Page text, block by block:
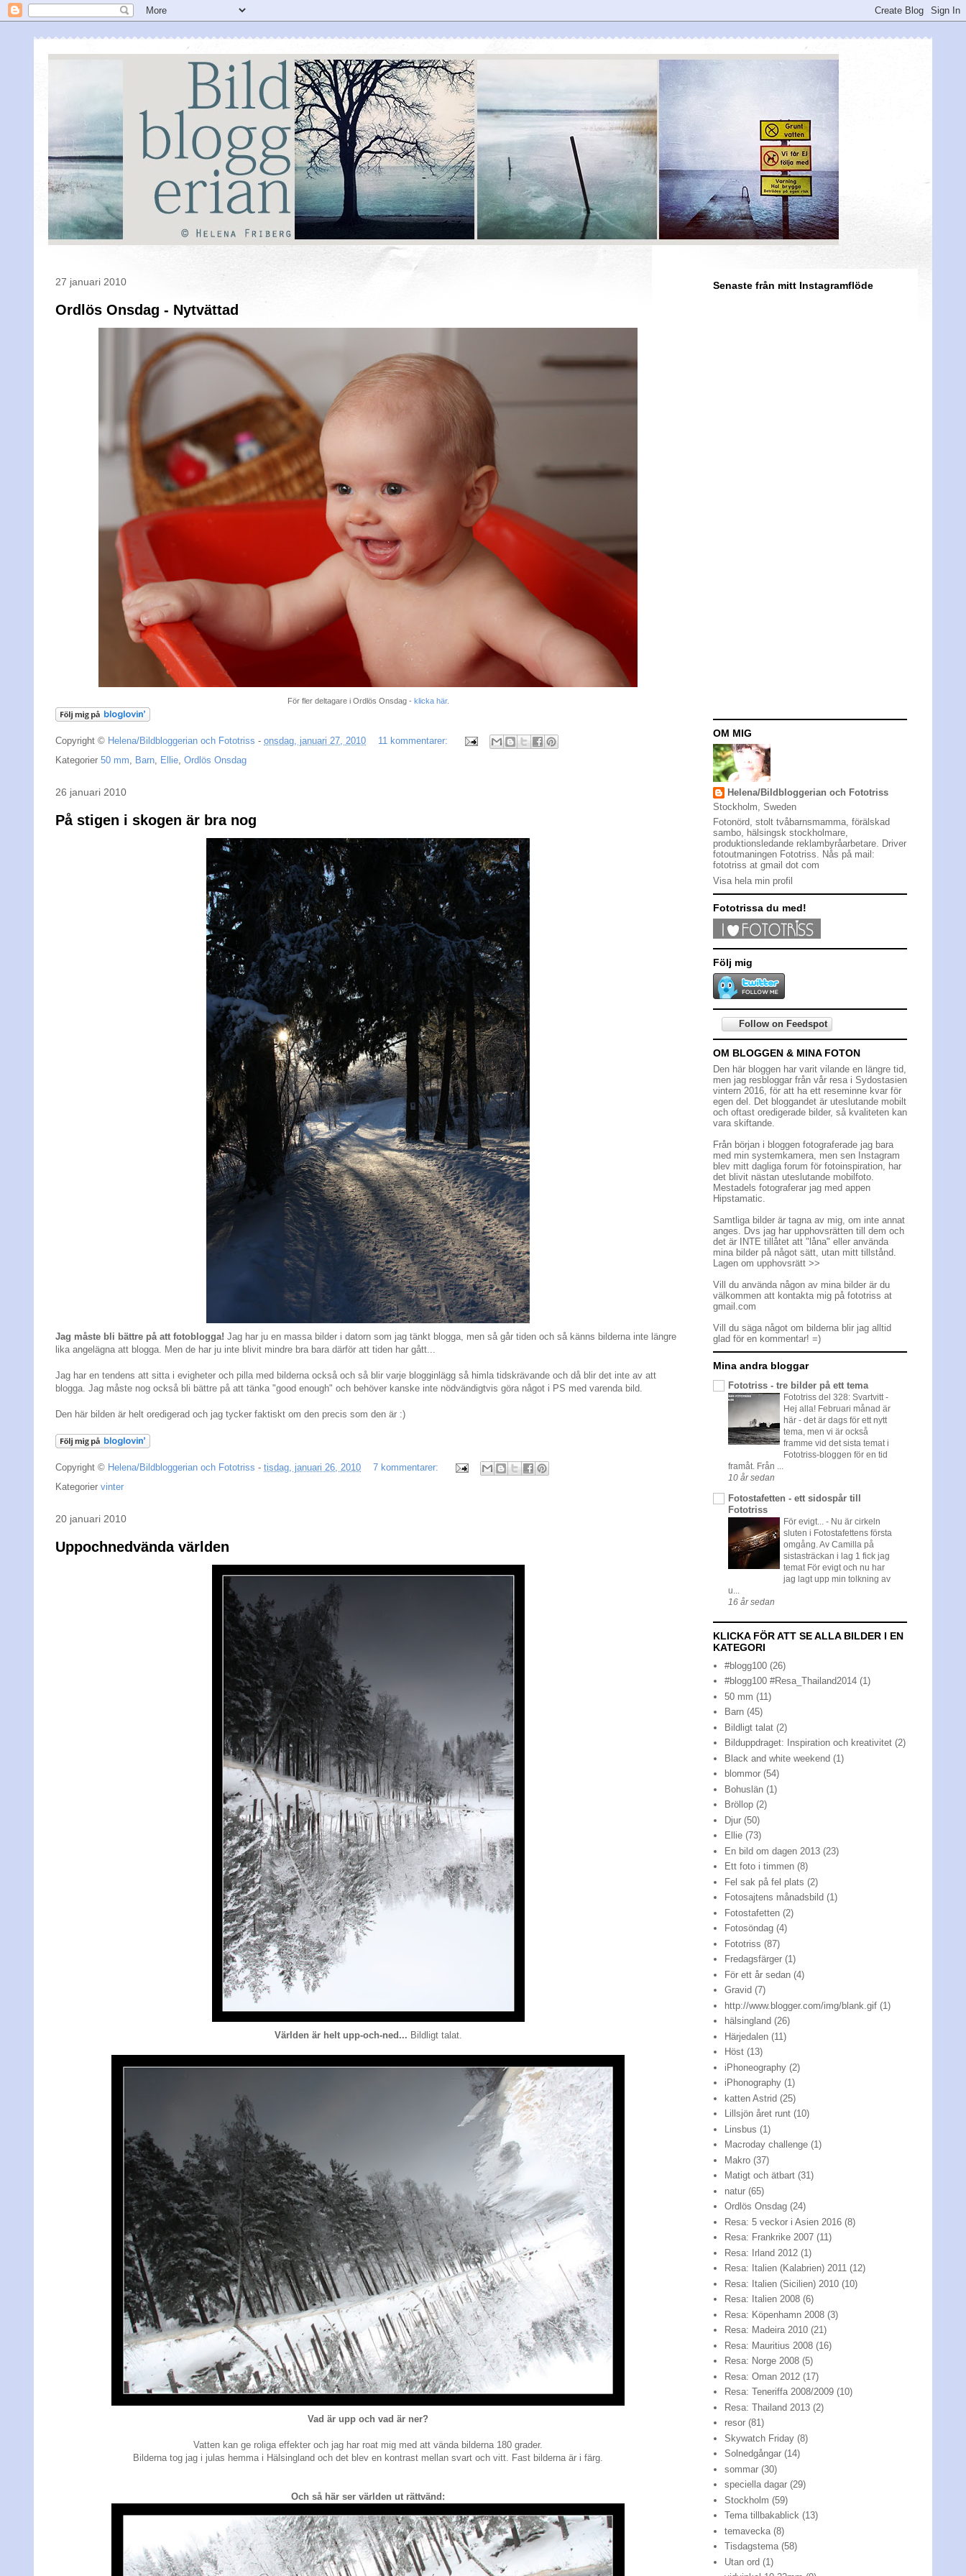
27 januari 2010
Ordlös Onsdag - Nytvättad
För fler deltagare i Ordlös Onsdag - klicka här.
Copyright © Helena/Bildbloggerian och Fototriss - onsdag, januari 27, 2010
11 kommentarer:
Kategorier 50 mm Barn Ellie Ordlös Onsdag
26 januari 2010
På stigen i skogen är bra nog
Jag måste bli bättre på att fotoblogga! Jag har ju en massa bilder i datorn som jag tänkt blogga, men så går tiden och så känns bilderna inte längre
lika angelägna att blogga. Men de har ju inte blivit mindre bra bara därför att tiden har gått...
Jag har en tendens att sitta i evigheter och pilla med bilderna också och så blir varje blogginlägg så himla tidskrävande och då blir det inte av att
blogga. Jag måste nog också bli bättre på att tänka "good enough" och behöver kanske inte nödvändigtvis göra något i PS med varenda bild.
Den här bilden är helt oredigerad och jag tycker faktiskt om den precis som den är :)
Copyright © Helena/Bildbloggerian och Fototriss - tisdag, januari 26, 2010
7 kommentarer:
Kategorier vinter
20 januari 2010
Uppochnedvända världen
Världen är helt upp-och-ned... Bildligt talat.
Vad är upp och vad är ner?
Vatten kan ge roliga effekter och jag har roat mig med att vända bilderna 180 grader.
Bilderna tog jag i julas hemma i Hälsingland och det blev en kontrast mellan svart och vitt. Fast bilderna är i färg.
Och så här ser världen ut rättvänd:
Senaste från mitt Instagramflöde
OM MIG
Helena/Bildbloggerian och Fototriss
Stockholm, Sweden
Fotonörd, stolt tvåbarnsmamma, förälskad
sambo, hälsingsk stockholmare,
produktionsledande reklambyråarbetare. Driver
fotoutmaningen Fototriss. Nås på mail:
fototriss at gmail dot com
Visa hela min profil
Fototrissa du med!
Följ mig
Follow on Feedspot
OM BLOGGEN & MINA FOTON
Den här bloggen har varit vilande en längre tid,
men jag resbloggar från vår resa i Sydostasien
vintern 2016, för att ha ett reseminne kvar för
egen del. Det bloggandet är uteslutande mobilt
och oftast oredigerade bilder, så kvaliteten kan
vara skiftande.
Från början i bloggen fotograferade jag bara
med min systemkamera, men sen Instagram
blev mitt dagliga forum för fotoinspiration, har
det blivit nästan uteslutande mobilfoto.
Mestadels fotograferar jag med appen
Hipstamatic.
Samtliga bilder är tagna av mig, om inte annat
anges. Dvs jag har upphovsrätten till dem och
det är INTE tillåtet att "låna" eller använda
mina bilder på något sätt, utan mitt tillstånd.
Lagen om upphovsrätt >>
Vill du använda någon av mina bilder är du
välkommen att kontakta mig på fototriss at
gmail.com
Vill du säga något om bilderna blir jag alltid
glad för en kommentar! =)
Mina andra bloggar
Fototriss - tre bilder på ett tema
Fototriss del 328: Svartvitt -
Hej alla! Februari månad är
här - det är dags för ett nytt
tema, men vi är också
framme vid det sista temat i
Fototriss-bloggen för en tid
framåt. Från ...
10 år sedan
Fotostafetten - ett sidospår till
Fototriss
För evigt... - Nu är cirkeln
sluten i Fotostafettens första
omgång. Av Camilla på
sistasträckan i lag 1 fick jag
temat För evigt och nu har
jag lagt upp min tolkning av
u...
16 år sedan
KLICKA FÖR ATT SE ALLA BILDER I EN
KATEGORI
#blogg100 (26)
#blogg100 #Resa_Thailand2014 (1)
50 mm (11)
Barn (45)
Bildligt talat (2)
Bilduppdraget: Inspiration och kreativitet (2)
Black and white weekend (1)
blommor (54)
Bohuslän (1)
Bröllop (2)
Djur (50)
Ellie (73)
En bild om dagen 2013 (23)
Ett foto i timmen (8)
Fel sak på fel plats (2)
Fotosajtens månadsbild (1)
Fotostafetten (2)
Fotosöndag (4)
Fototriss (87)
Fredagsfärger (1)
För ett år sedan (4)
Gravid (7)
http://www.blogger.com/img/blank.gif (1)
hälsingland (26)
Härjedalen (11)
Höst (13)
iPhoneography (2)
iPhonography (1)
katten Astrid (25)
Lillsjön året runt (10)
Linsbus (1)
Macroday challenge (1)
Makro (37)
Matigt och ätbart (31)
natur (65)
Ordlös Onsdag (24)
Resa: 5 veckor i Asien 2016 (8)
Resa: Frankrike 2007 (11)
Resa: Irland 2012 (1)
Resa: Italien (Kalabrien) 2011 (12)
Resa: Italien (Sicilien) 2010 (10)
Resa: Italien 2008 (6)
Resa: Köpenhamn 2008 (3)
Resa: Madeira 2010 (21)
Resa: Mauritius 2008 (16)
Resa: Norge 2008 (5)
Resa: Oman 2012 (17)
Resa: Teneriffa 2008/2009 (10)
Resa: Thailand 2013 (2)
resor (81)
Skywatch Friday (8)
Solnedgångar (14)
sommar (30)
speciella dagar (29)
Stockholm (59)
Tema tillbakablick (13)
temavecka (8)
Tisdagstema (58)
Utan ord (1)